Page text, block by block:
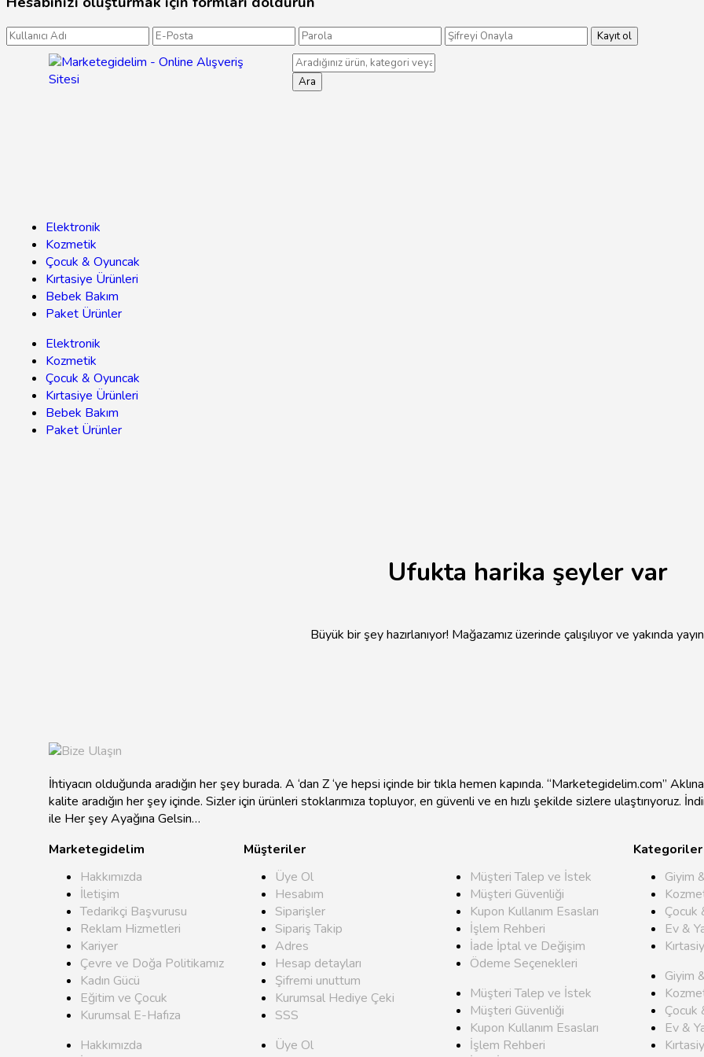
Ara
Elektronik
Kozmetik
Çocuk & Oyuncak
Kırtasiye Ürünleri
Bebek Bakım
Paket Ürünler
Elektronik
Kozmetik
Çocuk & Oyuncak
Kırtasiye Ürünleri
Bebek Bakım
Paket Ürünler
Ufukta harika şeyler var
Büyük bir şey hazırlanıyor! Mağazamız üzerinde çalışılıyor ve yakında
İhtiyacın olduğunda aradığın her şey burada. A ‘dan Z ‘ye hepsi içinde bir tıkla hemen kapında. “Marketegidelim.com”
kalite aradığın her şey içinde. Sizler için ürünleri stoklarımıza topluyor, en güvenli ve en hızlı şekilde sizlere ulaştırıyoruz.
ile Her şey Ayağına Gelsin…
Marketegidelim
Hakkımızda
İletişim
Tedarikçi Başvurusu
Reklam Hizmetleri
Kariyer
Çevre ve Doğa Politikamız
Kadın Gücü
Eğitim ve Çocuk
Kurumsal E-Hafıza
Hakkımızda
Müşteriler
Üye Ol
Hesabım
Siparişler
Sipariş Takip
Adres
Hesap detayları
Şifremi unuttum
Kurumsal Hediye Çeki
SSS
Üye Ol
Müşteri Talep ve İstek
Müşteri Güvenliği
Kupon Kullanım Esasları
İşlem Rehberi
İade İptal ve Değişim
Ödeme Seçenekleri
Müşteri Talep ve İstek
Müşteri Güvenliği
Kupon Kullanım Esasları
İşlem Rehberi
Kategoriler
Giyim
Çocuk
Ev &
Giyim
Çocuk
Ev &